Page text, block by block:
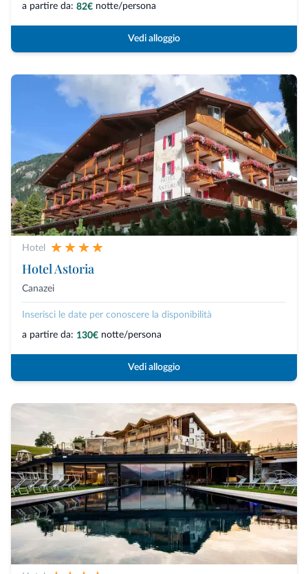
a partire da: 82€ notte/persona
Vedi alloggio
Hotel
Hotel Astoria
Canazei
Inserisci le date per conoscere la disponibilità
a partire da: 130€ notte/persona
Vedi alloggio